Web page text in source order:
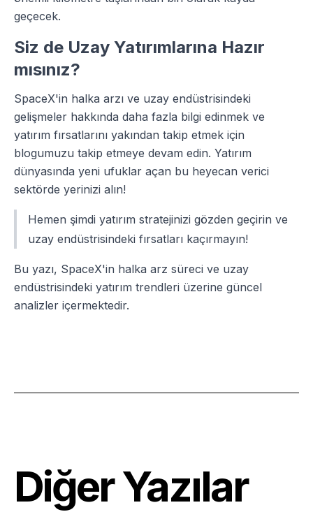
geçecek.
Siz de Uzay Yatırımlarına Hazır
mısınız?
SpaceX'in halka arzı ve uzay endüstrisindeki
gelişmeler hakkında daha fazla bilgi edinmek ve
yatırım fırsatlarını yakından takip etmek için
blogumuzu takip etmeye devam edin. Yatırım
dünyasında yeni ufuklar açan bu heyecan verici
sektörde yerinizi alın!
Hemen şimdi yatırım stratejinizi gözden geçirin ve
uzay endüstrisindeki fırsatları kaçırmayın!
Bu yazı, SpaceX'in halka arz süreci ve uzay
endüstrisindeki yatırım trendleri üzerine güncel
analizler içermektedir.
Diğer Yazılar